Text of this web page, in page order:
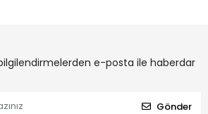
e-posta ile haberdar
Gönder